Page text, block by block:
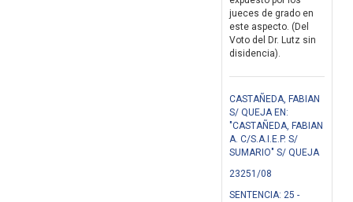
jueces de grado en
este aspecto. (Del
Voto del Dr. Lutz sin
disidencia).
CASTAÑEDA, FABIAN
S/ QUEJA EN:
"CASTAÑEDA, FABIAN
A. C/S.A.I.E.P. S/
SUMARIO" S/ QUEJA
23251/08
SENTENCIA: 25 -